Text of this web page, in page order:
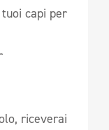
capi per
riceverai